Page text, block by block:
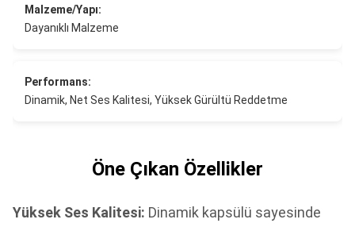
Malzeme/Yapı:
Dayanıklı Malzeme
Performans:
Dinamik, Net Ses Kalitesi, Yüksek Gürültü Reddetme
Öne Çıkan Özellikler
Yüksek Ses Kalitesi: Dinamik kapsülü sayesinde